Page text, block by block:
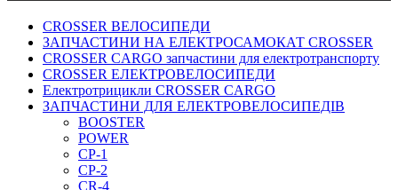
CROSSER ВЕЛОСИПЕДИ
ЗАПЧАСТИНИ НА ЕЛЕКТРОСАМОКАТ CROSSER
CROSSER CARGO запчастини для електротранспорту
CROSSER ЕЛЕКТРОВЕЛОСИПЕДИ
Електротрицикли CROSSER CARGO
ЗАПЧАСТИНИ ДЛЯ ЕЛЕКТРОВЕЛОСИПЕДІВ
BOOSTER
POWER
СР-1
CР-2
CR-4